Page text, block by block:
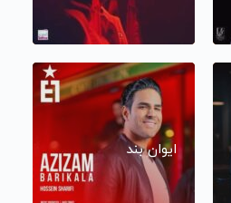
ایوان بند